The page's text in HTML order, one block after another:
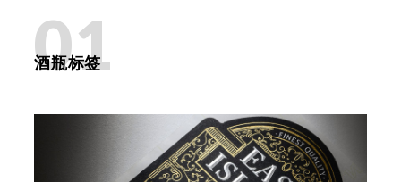
01
酒瓶标签